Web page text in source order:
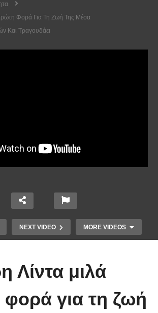
Φορά Για Τη Ζωή Της Μέσα
Και Τραγουδάει
NEXT VIDEO MORE VIDEOS
Λίντα μιλά
για τη ζωή